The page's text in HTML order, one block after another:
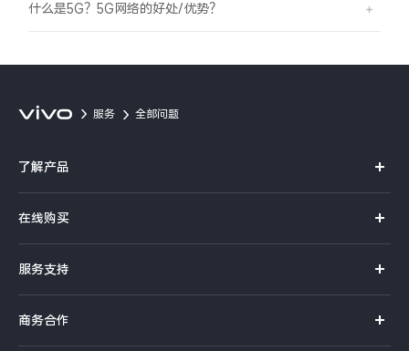
什么是5G？5G网络的好处/优势？
服务 全部问题
了解产品
S系列
Y系列
iQOO手机
在线购买
选购手机
选购配件
服务支持
服务网点
商务合作